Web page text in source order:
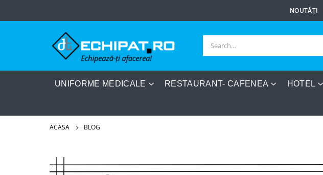
NOUTĂȚI
UNIFORME MEDICALE RESTAURANT- CAFENEA HOTEL
ACASA BLOG